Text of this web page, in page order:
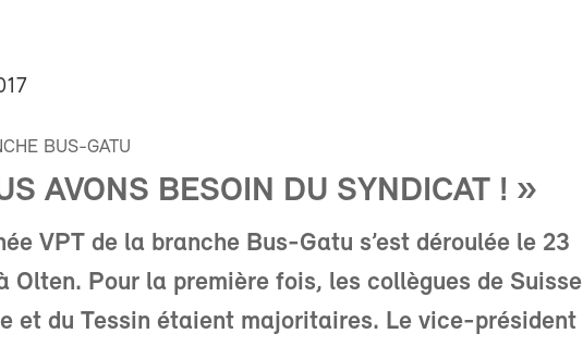
BUS-GATU
AVONS BESOIN DU SYNDICAT ! »
VPT de la branche Bus-Gatu s’est déroulée le 23
Olten. Pour la première fois, les collègues de Suisse
et du Tessin étaient majoritaires. Le vice-président